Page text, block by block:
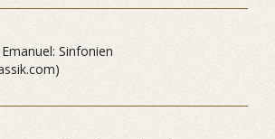
Sinfonien